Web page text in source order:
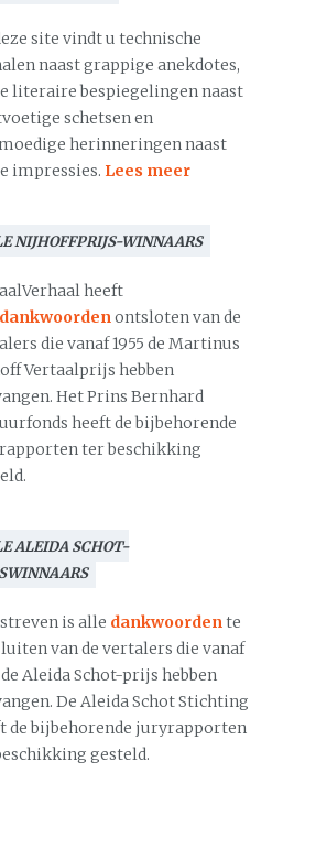
site vindt u technische
naast grappige anekdotes,
literaire bespiegelingen naast
schetsen en
herinneringen naast
impressies. Lees meer
NIJHOFFPRIJS-WINNAARS
heeft
dankwoordenontsloten van de
die vanaf 1955 de Martinus
Vertaalprijs hebben
Het Prins Bernhard
heeft de bijbehorende
ter beschikking
ALEIDA SCHOT-
is alle dankwoordente
van de vertalers die vanaf
de Aleida Schot-prijs hebben
De Aleida Schot Stichting
de bijbehorende juryrapporten
gesteld.